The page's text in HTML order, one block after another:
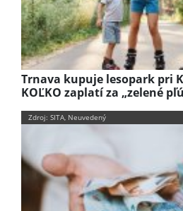
Trnava kupuje lesopark pri
KOĽKO zaplatí za „zelené
Zdroj: SITA, Neuvedený